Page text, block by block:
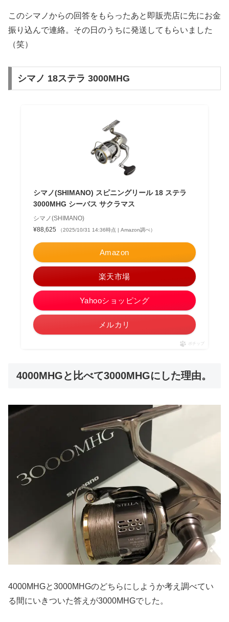
このシマノからの回答をもらったあと即販売店に先にお金
振り込んで連絡。その日のうちに発送してもらいました
（笑）
シマノ 18ステラ 3000MHG
シマノ(SHIMANO) スピニングリール 18 ステラ
3000MHG シーバス サクラマス
シマノ(SHIMANO)
¥88,625
（2025/10/31 14:36時点 | Amazon調べ）
Amazon
楽天市場
Yahooショッピング
メルカリ
ポチップ
4000MHGと比べて3000MHGにした理由。
4000MHGと3000MHGのどちらにしようか考え調べてい
る間にいきついた答えが3000MHGでした。